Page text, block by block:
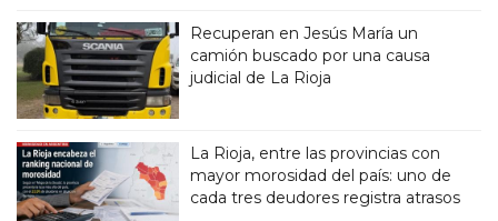
Recuperan en Jesús María un
camión buscado por una causa
judicial de La Rioja
La Rioja, entre las provincias con
mayor morosidad del país: uno de
cada tres deudores registra atrasos